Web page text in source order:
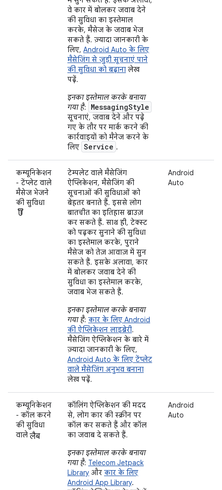
वे कार में बोलकर जवाब देने
की सुविधा का इस्तेमाल
करके, मैसेज के जवाब भेज
सकते हैं. ज़्यादा जानकारी के
लिए, Android Auto के लिए
मैसेजिंग से जुड़ी सूचनाएं पाने
की सुविधा को बढ़ाना लेख
पढ़ें.
इनका इस्तेमाल करके बनाया
गया है: MessagingStyle
सूचनाएं, जवाब देने और पढ़े
गए के तौर पर मार्क करने की
कार्रवाइयों को मैनेज करने के
लिए Service .
कम्यूनिकेशन
- टेंप्लेट वाले
मैसेज भेजने
की सुविधा
labs
टेम्पलेट वाले मैसेजिंग
ऐप्लिकेशन, मैसेजिंग की
सूचनाओं की सुविधाओं को
बेहतर बनाते हैं. इससे लोग
बातचीत का इतिहास ब्राउज़
कर सकते हैं. साथ ही, टेक्स्ट
को पढ़कर सुनाने की सुविधा
का इस्तेमाल करके, पुराने
मैसेज को तेज़ आवाज़ में सुन
सकते हैं. इसके अलावा, कार
में बोलकर जवाब देने की
सुविधा का इस्तेमाल करके,
जवाब भेज सकते हैं.
इनका इस्तेमाल करके बनाया
गया है: कार के लिए Android
की ऐप्लिकेशन लाइब्रेरी.
मैसेजिंग ऐप्लिकेशन के बारे में
ज़्यादा जानकारी के लिए,
Android Auto के लिए टेंप्लेट
वाले मैसेजिंग अनुभव बनाना
लेख पढ़ें.
Android
Auto
कम्यूनिकेशन
- कॉल करने
की सुविधा
वालेलैब
कॉलिंग ऐप्लिकेशन की मदद
से, लोग कार की स्क्रीन पर
कॉल कर सकते हैं और कॉल
का जवाब दे सकते हैं.
इनका इस्तेमाल करके बनाया
गया है: Telecom Jetpack
Library और कार के लिए
Android App Library.
Android
Auto